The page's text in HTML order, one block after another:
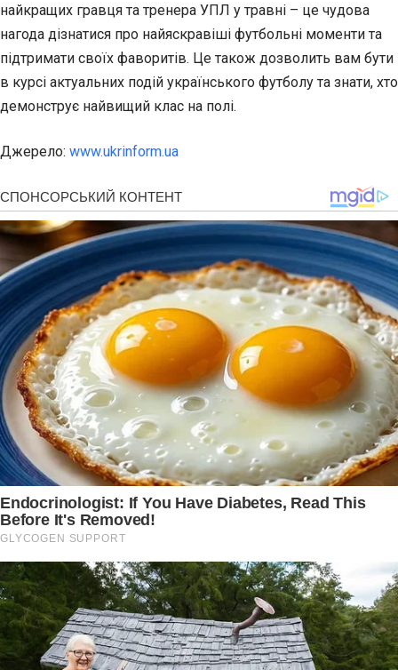
найкращих гравця та тренера УПЛ у травні – це чудова
нагода дізнатися про найяскравіші футбольні моменти та
підтримати своїх фаворитів. Це також дозволить вам бути
в курсі актуальних подій українського футболу та знати, хто
демонструє найвищий клас на полі.
Джерело: www.ukrinform.ua